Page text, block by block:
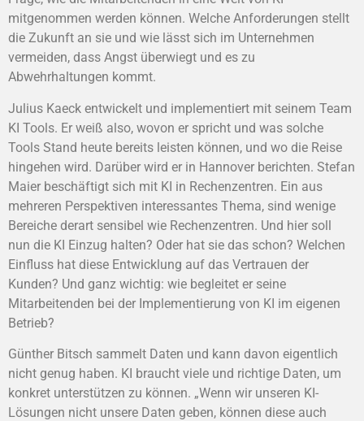
mitgenommen werden können. Welche Anforderungen stellt
die Zukunft an sie und wie lässt sich im Unternehmen
vermeiden, dass Angst überwiegt und es zu
Abwehrhaltungen kommt.
Julius Kaeck entwickelt und implementiert mit seinem Team
KI Tools. Er weiß also, wovon er spricht und was solche
Tools Stand heute bereits leisten können, und wo die Reise
hingehen wird. Darüber wird er in Hannover berichten. Stefan
Maier beschäftigt sich mit KI in Rechenzentren. Ein aus
mehreren Perspektiven interessantes Thema, sind wenige
Bereiche derart sensibel wie Rechenzentren. Und hier soll
nun die KI Einzug halten? Oder hat sie das schon? Welchen
Einfluss hat diese Entwicklung auf das Vertrauen der
Kunden? Und ganz wichtig: wie begleitet er seine
Mitarbeitenden bei der Implementierung von KI im eigenen
Betrieb?
Günther Bitsch sammelt Daten und kann davon eigentlich
nicht genug haben. KI braucht viele und richtige Daten, um
konkret unterstützen zu können. „Wenn wir unseren KI-
Lösungen nicht unsere Daten geben, können diese auch